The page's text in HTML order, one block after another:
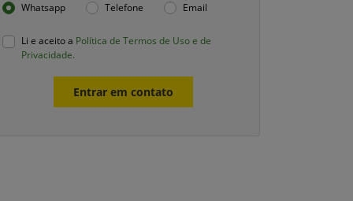
Whatsapp Telefone Email
Li e aceito a Política de Termos de Uso e de
Privacidade.
Entrar em contato